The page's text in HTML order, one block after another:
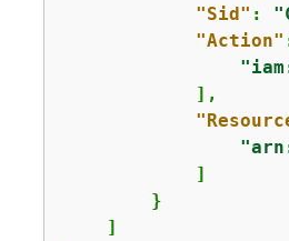
"Sid" :
"Action"
            ],
            ]
        }
    ]